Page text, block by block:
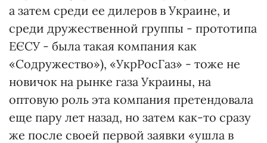
а затем среди ее дилеров в Украине, и
среди дружественной группы - прототипа
ЕЄСУ - была такая компания как
«Содружество»), «УкрРосГаз» - тоже не
новичок на рынке газа Украины, на
оптовую роль эта компания претендовала
еще пару лет назад, но затем как-то сразу
же после своей первой заявки «ушла в